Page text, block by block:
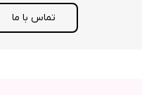
تماس با ما